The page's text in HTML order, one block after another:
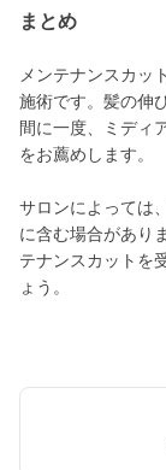
まとめ
メンテナンスカッ
施術です。髪の伸
間に一度、ミディ
をお薦めします。
サロンによっては
に含む場合があり
テナンスカットを
ょう。